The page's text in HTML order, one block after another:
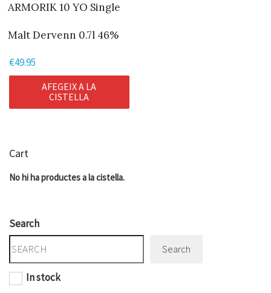
ARMORIK 10 YO Single
Malt Dervenn 0.7l 46%
€49.95
AFEGEIX A LA
CISTELLA
Cart
No hi ha productes a la cistella.
Search
Search
In stock